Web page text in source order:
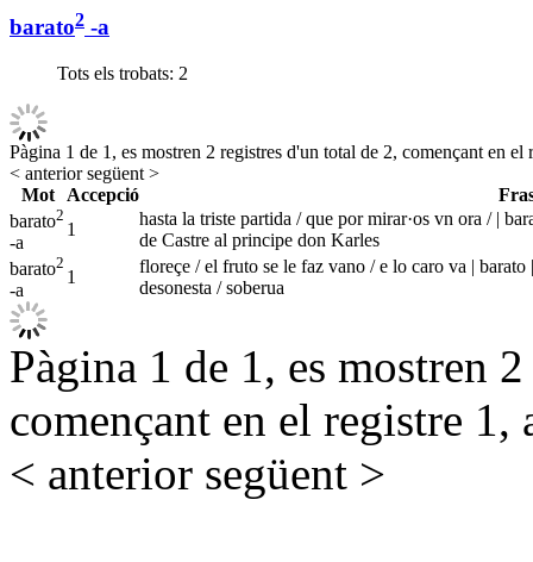
barato2 -a
Tots els trobats: 2
Pàgina 1 de 1, es mostren 2 registres d'un total de 2, començant en el
< anteriorsegüent >
Mot
Accepció
barato2
-a
1
hasta la triste partida / que por mirar·os vn ora / |
de Castre al principe don Karles
barato2
-a
1
floreçe / el fruto se le faz vano / e lo caro va |
desonesta / soberua
Pàgina 1 de 1, es mostren
començant en el registre 1,
< anterior següent >